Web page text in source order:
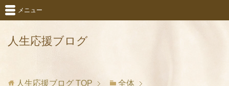
人生応援ブログ
メニュー
人生応援ブログ TOP
全体